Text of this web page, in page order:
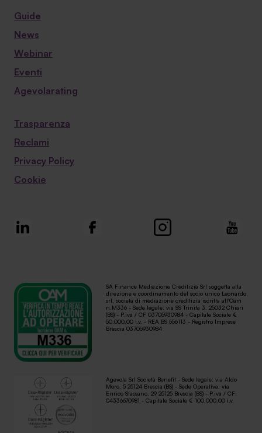
Guide
News
Webinar
Eventi
Agevolarating
Trasparenza
Reclami
Privacy Policy
Cookie
SA Finance Mediazione Creditizia Srl soggetta alla
direzione e coordinamento del socio unico Leonardo
srl, società di mediazione creditizia iscritta all'Oam
n.M336 - Sede legale: via SS Trinità 3, 25032 Chiari
(BS) - P.iva / CF 03705930984 - Capitale Sociale €
50.000,00 i.v. - REA BS 556113 - Registro Imprese
Brescia 03705930984
Agevola Srl Società Benefit - Sede legale: via Aldo
Moro, 5 25124 Brescia (BS) - Sede Operativa: via
Enrico Stassano, 29 25125 Brescia (BS) - P.iva / CF:
04336670981 - Capitale Sociale € 100.000,00 i.v.